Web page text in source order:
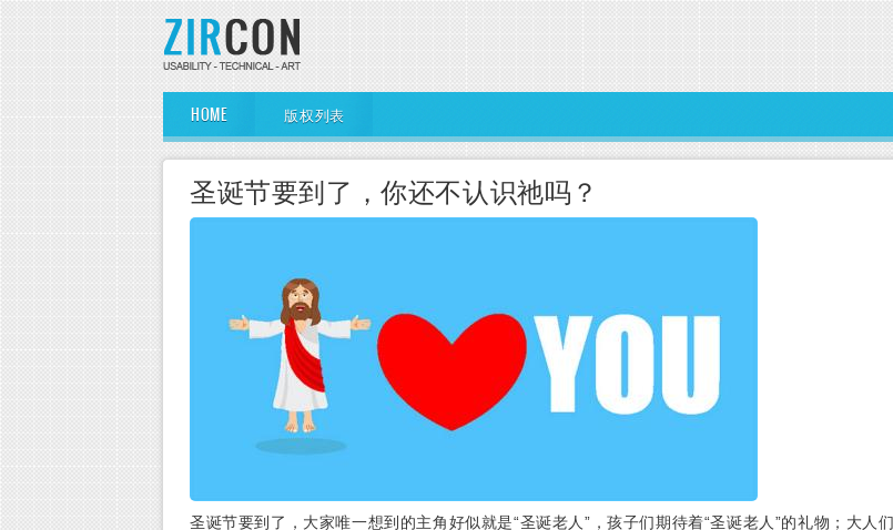
Main Menu
HOME 版权列表
圣诞节要到了，你还不认识祂吗？
圣诞节要到了，大家唯一想到的主角好似就是“圣诞老人”，孩子们期待着“圣诞老人”的礼物；大人们